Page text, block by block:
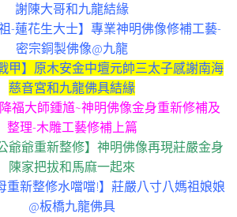
謝陳大哥和九龍結緣
-蓮花生大士】專業神明佛像修補工藝-
密宗銅製佛像@九龍
甲】原木安金中壇元帥三太子感謝南海
慈音宮和九龍佛具結緣
福大師鍾馗~神明佛像金身重新修補及
整理-木雕工藝修補上篇
爺爺重新整修】神明佛像再現莊嚴金身
陳家把拔和馬麻一起來
重新整修水噹噹!】莊嚴八寸八媽祖娘娘
@板橋九龍佛具